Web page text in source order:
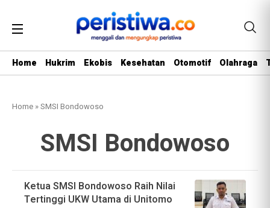
Home Hukrim Ekobis Kesehatan Otomotif Olahraga
Home »SMSI Bondowoso
SMSI Bondowoso
Ketua SMSI Bondowoso Raih Nilai
Tertinggi UKW Utama di Unitomo